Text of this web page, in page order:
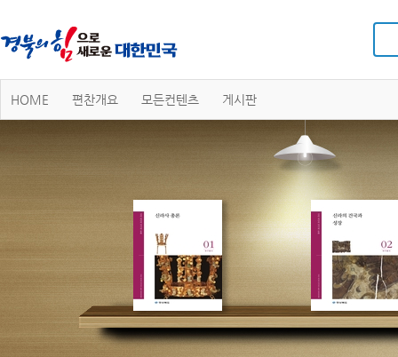
HOME 편찬개요 모든컨텐츠 게시판